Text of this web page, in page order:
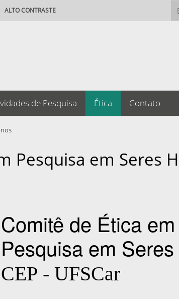
ALTO CONTRASTE
de Pesquisa Ética Contato
Pesquisa em Seres